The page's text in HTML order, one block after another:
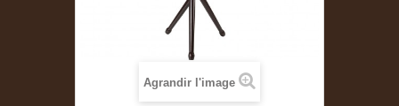
Agrandir l'image